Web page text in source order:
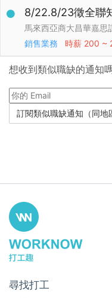
8/22.8/23徵全聯
馬來西亞商大昌華嘉思
銷售業務
時薪 200 ~
想收到類似職缺的通知
尋找打工